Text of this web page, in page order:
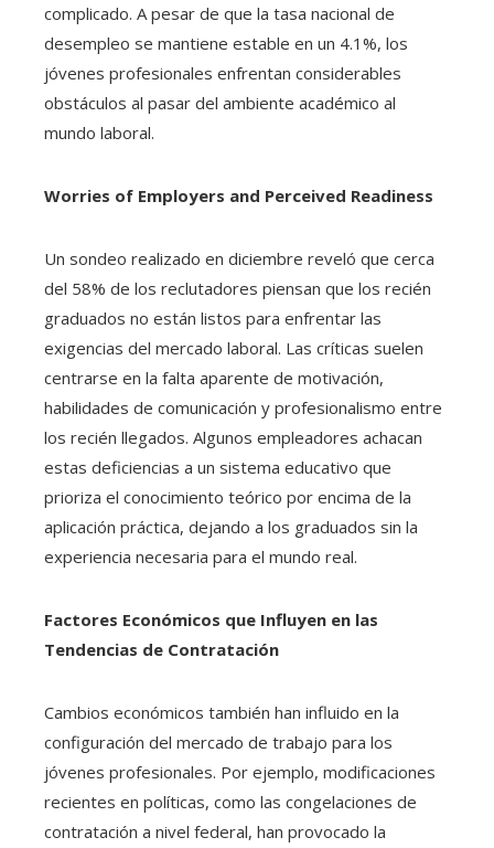
complicado. A pesar de que la tasa nacional de
desempleo se mantiene estable en un 4.1%, los
jóvenes profesionales enfrentan considerables
obstáculos al pasar del ambiente académico al
mundo laboral.
Worries of Employers and Perceived Readiness
Un sondeo realizado en diciembre reveló que cerca
del 58% de los reclutadores piensan que los recién
graduados no están listos para enfrentar las
exigencias del mercado laboral. Las críticas suelen
centrarse en la falta aparente de motivación,
habilidades de comunicación y profesionalismo entre
los recién llegados. Algunos empleadores achacan
estas deficiencias a un sistema educativo que
prioriza el conocimiento teórico por encima de la
aplicación práctica, dejando a los graduados sin la
experiencia necesaria para el mundo real.
Factores Económicos que Influyen en las
Tendencias de Contratación
Cambios económicos también han influido en la
configuración del mercado de trabajo para los
jóvenes profesionales. Por ejemplo, modificaciones
recientes en políticas, como las congelaciones de
contratación a nivel federal, han provocado la